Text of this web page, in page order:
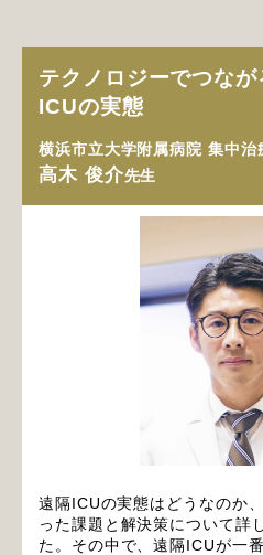
テクノロジーでつな
ICUの実態
横浜市立大学附属病院 集中治
高木 俊介先生
遠隔ICUの実態はどうなのか
った課題と解決策について詳
た。その中で、遠隔ICUが一